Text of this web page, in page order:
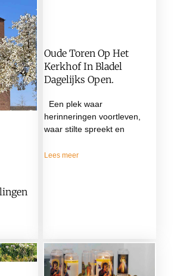
Oude Toren Op Het
Kerkhof In Bladel
Dagelijks Open.
Een plek waar
herinneringen voortleven,
waar stilte spreekt en
Lees meer